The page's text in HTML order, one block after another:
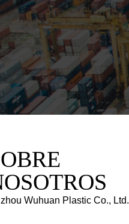
Wuhuan Plastic Co., Ltd.